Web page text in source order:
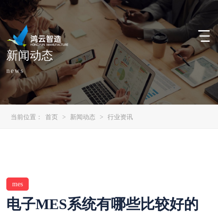
新闻动态
news
当前位置： 首页 > 新闻动态 > 行业资讯
mes
电子MES系统有哪些比较好的